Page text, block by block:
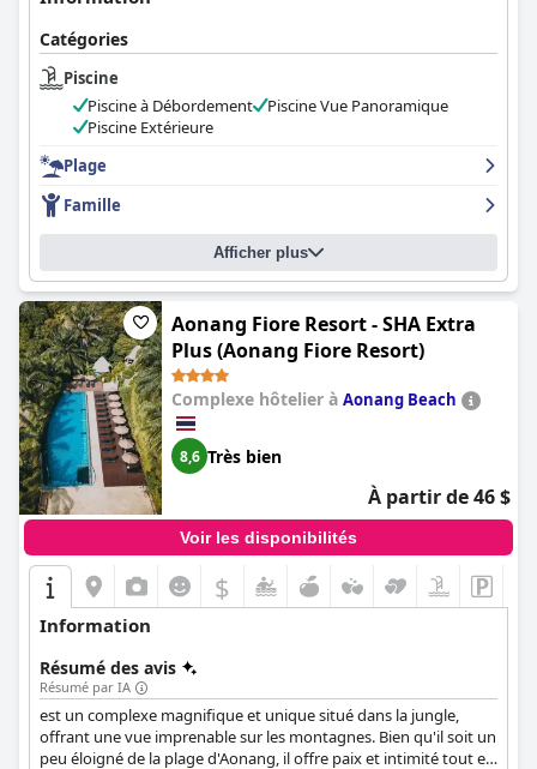
Catégories
Piscine
Piscine à Débordement
Piscine Vue Panoramique
Piscine Extérieure
Plage
Famille
Afficher plus
Aonang Fiore Resort - SHA Extra
Plus (Aonang Fiore Resort)
Complexe hôtelier à Aonang Beach
8,6 Très bien
À partir de 46 $
Voir les disponibilités
$
Information
Résumé des avis
Résumé par IA
est un complexe magnifique et unique situé dans la jungle,
offrant une vue imprenable sur les montagnes. Bien qu'il soit un
peu éloigné de la plage d'Aonang, il offre paix et intimité tout en